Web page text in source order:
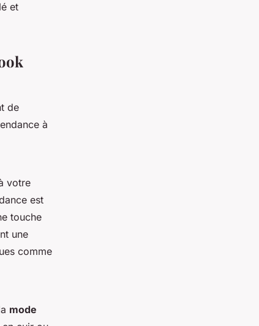
et
de
à
votre
est
touche
une
comme
mode